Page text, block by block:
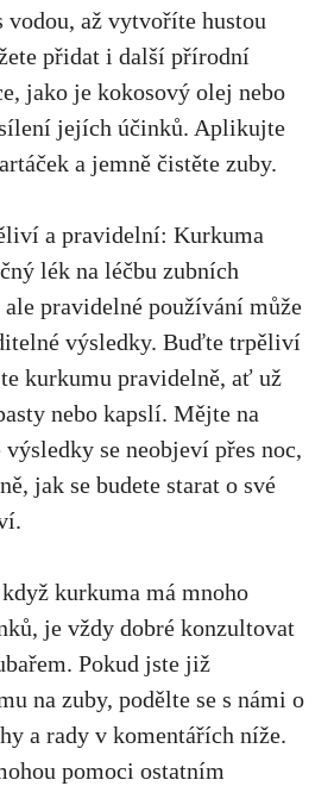
vodou, až​ vytvoříte hustou
přidat i další přírodní
jako je kokosový olej nebo
jejích účinků. Aplikujte
a jemně čistěte zuby.
a ​pravidelní:⁤ Kurkuma
lék na léčbu zubních
pravidelné ​používání může
výsledky. ⁣Buďte trpěliví
kurkumu pravidelně, ať už⁣
nebo kapslí. Mějte na
výsledky ‍se neobjeví přes noc,​
jak se budete starat o své
⁣kurkuma má mnoho
je vždy dobré konzultovat
Pokud jste již
na zuby, ‌podělte se s námi o
a rady v komentářích níže.
pomoci‌ ostatním